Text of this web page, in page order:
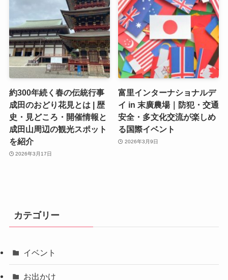
約300年続く春の伝統行事
成田のおどり花見とは | 歴
史・見どころ・開催情報と
成田山周辺の観光スポット
を紹介
2026年3月17日
富里インターナショナルデ
イ in 末廣農場｜防犯・交通
安全・多文化交流が楽しめ
る国際イベント
2026年3月9日
カテゴリー
イベント
お出かけ